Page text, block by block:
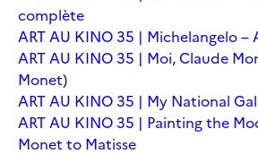
complète
ART AU KINO 35 | Michelangelo
ART AU KINO 35 | Moi, Claude
Monet)
ART AU KINO 35 | My National
ART AU KINO 35 | Painting the
Monet to Matisse